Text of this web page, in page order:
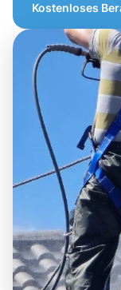
Kostenloses